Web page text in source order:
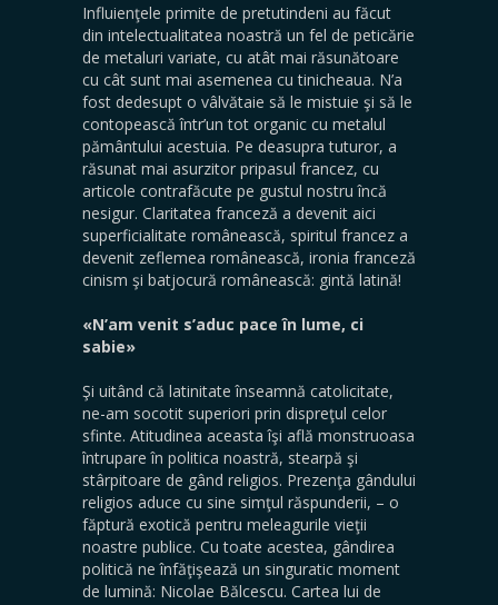
Influienţele primite de pretutindeni au făcut
din intelectualitatea noastră un fel de peticărie
de metaluri variate, cu atât mai răsunătoare
cu cât sunt mai asemenea cu tinicheaua. N’a
fost dedesupt o vâlvătaie să le mistuie şi să le
contopească într’un tot organic cu metalul
pământului acestuia. Pe deasupra tuturor, a
răsunat mai asurzitor pripasul francez, cu
articole contrafăcute pe gustul nostru încă
nesigur. Claritatea franceză a devenit aici
superficialitate românească, spiritul francez a
devenit zeflemea românească, ironia franceză
cinism şi batjocură românească: gintă latină!
«N’am venit s’aduc pace în lume, ci
sabie»
Şi uitând că latinitate înseamnă catolicitate,
ne-am socotit superiori prin dispreţul celor
sfinte. Atitudinea aceasta îşi află monstruoasa
întrupare în politica noastră, stearpă şi
stârpitoare de gând religios. Prezenţa gândului
religios aduce cu sine simţul răspunderii, – o
făptură exotică pentru meleagurile vieţii
noastre publice. Cu toate acestea, gândirea
politică ne înfăţişează un singuratic moment
de lumină: Nicolae Bălcescu. Cartea lui de